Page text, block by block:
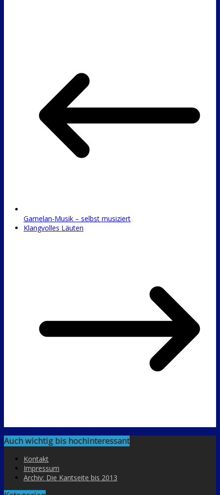
Gamelan-Musik – selbst musiziert
Klangvolles Läuten
Auch wichtig bis hochinteressant
Kontakt
Impressum
Archiv: Die Kantseite bis 2013